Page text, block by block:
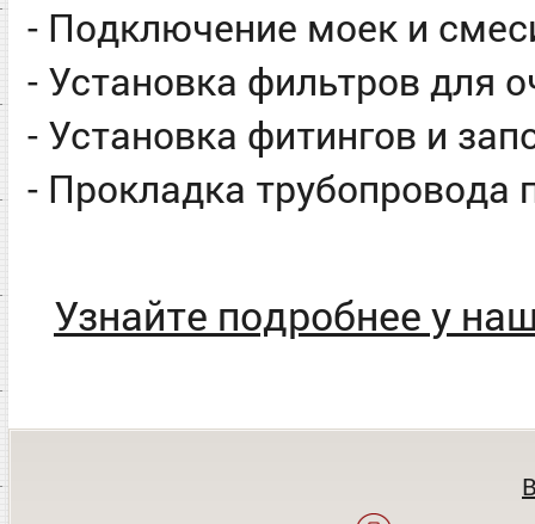
- Подключение моек и
- Установка фильтров для
- Установка фитингов и
- Прокладка трубопровода
Узнайте подробнее у